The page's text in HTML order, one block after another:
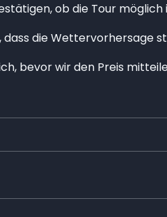
ob die Tour möglich
die Wettervorhersage
bevor wir den Preis